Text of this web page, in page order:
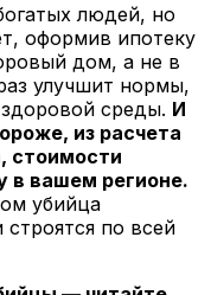
людей, но
оформив ипотеку
дом, а не в
улучшит нормы,
среды. И
из расчета
стоимости
в вашем регионе.
убийца
по всей